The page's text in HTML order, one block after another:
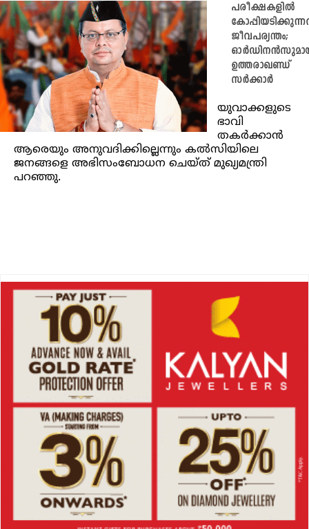
പരീക്ഷകളിൽ
ജീവപര്യന്തം;
ഉത്തരാഖണ്ഡ്
സർക്കാർ
യുവാക്കളുടെ
ഭാവി
തകർക്കാൻ
ആരെയും അനുവദിക്കില്ലെന്നും കൽസിയിലെ
ജനങ്ങളെ അഭിസംബോധന ചെയ്ത് മുഖ്യമന്ത്രി
പറഞ്ഞു.